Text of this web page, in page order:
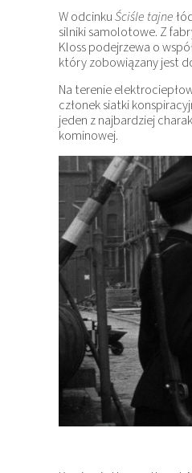
W odcinkuŚciśle tajne
silniki samolotowe. Z
Kloss podejrzewa o
który zobowiązany jest
Na terenie
członek siatki
jeden z najbardziej
kominowej.